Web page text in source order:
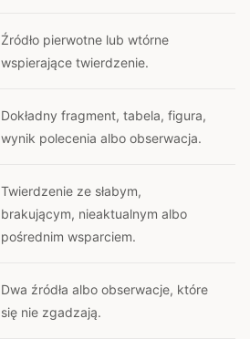
Źródło pierwotne lub wtórne
wspierające twierdzenie.
Dokładny fragment, tabela, figura,
wynik polecenia albo obserwacja.
Twierdzenie ze słabym,
brakującym, nieaktualnym albo
pośrednim wsparciem.
Dwa źródła albo obserwacje, które
się nie zgadzają.